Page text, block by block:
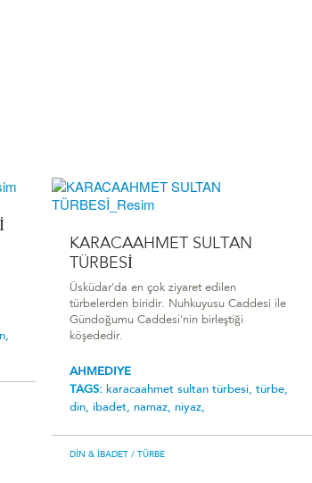
KARACAAHMET SULTAN
TÜRBESİ
Üsküdar'da en çok ziyaret edilen
türbelerden biridir. Nuhkuyusu Caddesi ile
Gündoğumu Caddesi'nin birleştiği
köşededir.
AHMEDIYE
TAGS: karacaahmet sultan türbesi, türbe,
din, ibadet, namaz, niyaz,
DIN & İBADET / TÜRBE